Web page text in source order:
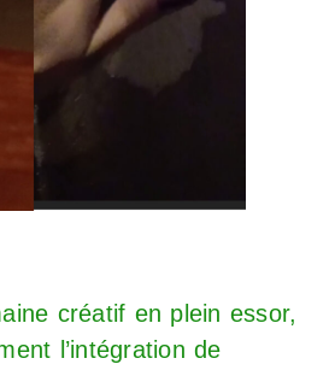
créatif en plein essor,
l’intégration de